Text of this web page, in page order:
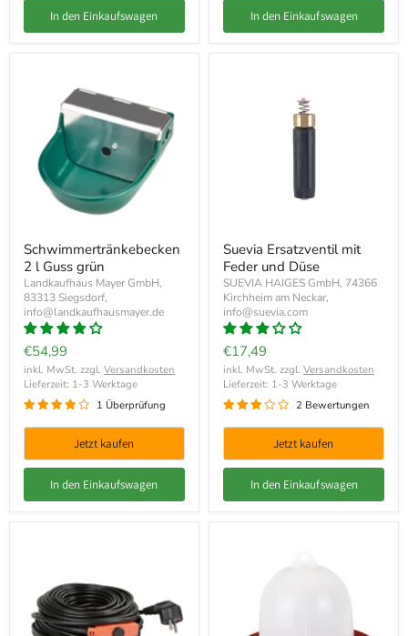
In den Einkaufswagen In den Einkaufswagen
Schwimmertränkebecken
2 l Guss grün
Landkaufhaus Mayer GmbH,
83313 Siegsdorf,
info@landkaufhausmayer.de
€54,99
inkl. MwSt. zzgl. Versandkosten
Lieferzeit: 1-3 Werktage
1 Überprüfung
Jetzt kaufen
In den Einkaufswagen
Suevia Ersatzventil mit
Feder und Düse
SUEVIA HAIGES GmbH, 74366
Kirchheim am Neckar,
info@suevia.com
€17,49
inkl. MwSt. zzgl. Versandkosten
Lieferzeit: 1-3 Werktage
2 Bewertungen
Jetzt kaufen
In den Einkaufswagen